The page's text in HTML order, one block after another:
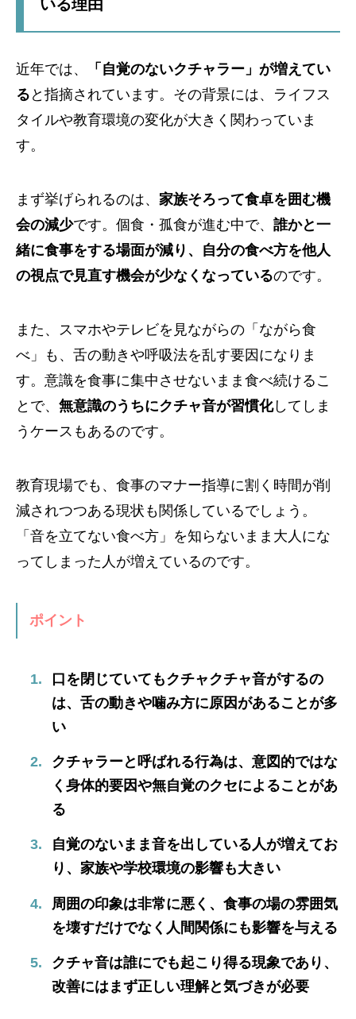
いる理由
近年では、
「自覚のないクチャラー」が増えてい
る と指摘されています。その背景には、ライフス
タイルや教育環境の変化が大きく関わっていま
す。
まず挙げられるのは、 家族そろって食卓を囲む機
会の減少です。個食・孤食が進む中で、 誰かと一
緒に食事をする場面が減り、自分の食べ方を他人
の視点で見直す機会が少なくなっているのです。
また、スマホやテレビを見ながらの「ながら食
べ」も、舌の動きや呼吸法を乱す要因になりま
す。意識を食事に集中させないまま食べ続けるこ
とで、 無意識のうちにクチャ音が習慣化してしま
うケースもあるのです。
教育現場でも、食事のマナー指導に割く時間が削
減されつつある現状も関係しているでしょう。
「音を立てない食べ方」を知らないまま大人にな
ってしまった人が増えているのです。
ポイント
口を閉じていてもクチャクチャ音がするの
は、舌の動きや噛み方に原因があることが多
い
クチャラーと呼ばれる行為は、意図的ではな
く身体的要因や無自覚のクセによることがあ
る
自覚のないまま音を出している人が増えてお
り、家族や学校環境の影響も大きい
周囲の印象は非常に悪く、食事の場の雰囲気
を壊すだけでなく人間関係にも影響を与える
クチャ音は誰にでも起こり得る現象であり、
改善にはまず正しい理解と気づきが必要